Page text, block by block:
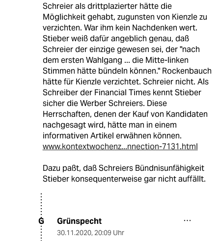
Schreier als drittplazierter hätte die
Möglichkeit gehabt, zugunsten von Kienzle zu
verzichten. War ihm kein Nachdenken wert.
Stieber weiß dafür angeblich genau, daß
Schreier der einzige gewesen sei, der "nach
dem ersten Wahlgang ... die Mitte-linken
Stimmen hätte bündeln können." Rockenbauch
hätte für Kienzle verzichtet. Schreier nicht. Als
Schreiber der Financial Times kennt Stieber
sicher die Werber Schreiers. Diese
Herrschaften, denen der Kauf von Kandidaten
nachgesagt wird, hätte man in einem
informativen Artikel erwähnen können.
www.kontextwochenz...nnection-7131.html
Dazu paßt, daß Schreiers Bündnisunfähigkeit
Stieber konsequenterweise gar nicht auffällt.
G Grünspecht
30.11.2020, 20:09 Uhr